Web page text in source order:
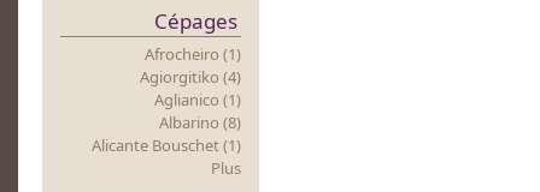
Cépages
Afrocheiro (1)
Agiorgitiko (4)
Aglianico (1)
Albarino (8)
Alicante Bouschet (1)
Plus